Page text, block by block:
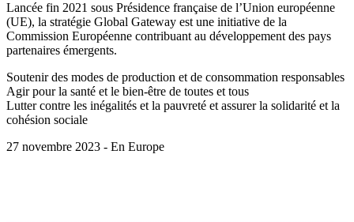
Lancée fin 2021 sous Présidence française de l’Union européenne
(UE), la stratégie Global Gateway est une initiative de la
Commission Européenne contribuant au développement des pays
partenaires émergents.
Soutenir des modes de production et de consommation responsables
Agir pour la santé et le bien-être de toutes et tous
Lutter contre les inégalités et la pauvreté et assurer la solidarité et la
cohésion sociale
27 novembre 2023 - En Europe